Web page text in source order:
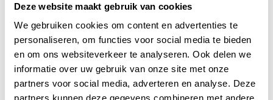
Deze website maakt gebruik van cookies
We gebruiken cookies om content en advertenties te
personaliseren, om functies voor social media te bieden
en om ons websiteverkeer te analyseren. Ook delen we
informatie over uw gebruik van onze site met onze
partners voor social media, adverteren en analyse. Deze
kabelmanagement systeem. Zo houd je het blad
opgeruimd en netjes. Naast voldoende opbergruimte heeft
een groot hoekbureau nog meer fijne voordelen.
1. Geschikt voor kleine kantoren en
werkplekken